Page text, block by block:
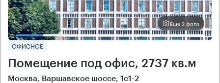
Еще 2 фото
ОФИСНОЕ
Помещение под офис, 2737 кв.м
Москва, Варшавское шоссе, 1с1-2